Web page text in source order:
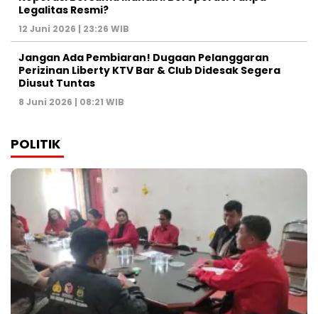
Legalitas Resmi?
12 Juni 2026 | 23:26 WIB
Jangan Ada Pembiaran! Dugaan Pelanggaran
Perizinan Liberty KTV Bar & Club Didesak Segera
Diusut Tuntas
8 Juni 2026 | 08:21 WIB
POLITIK